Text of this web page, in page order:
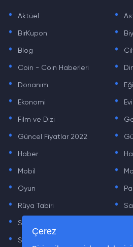
. Aktüel .
. BirKupon .
. Blog .
. Coin - Coin Haberleri .
. Donanım .
. Ekonomi .
. Film ve Dizi .
. Güncel Fiyatlar 2022 .
. Haber .
. Mobil .
. Oyun .
. Rüya Tabiri .
. Sinema .
. Sözler
Çerez